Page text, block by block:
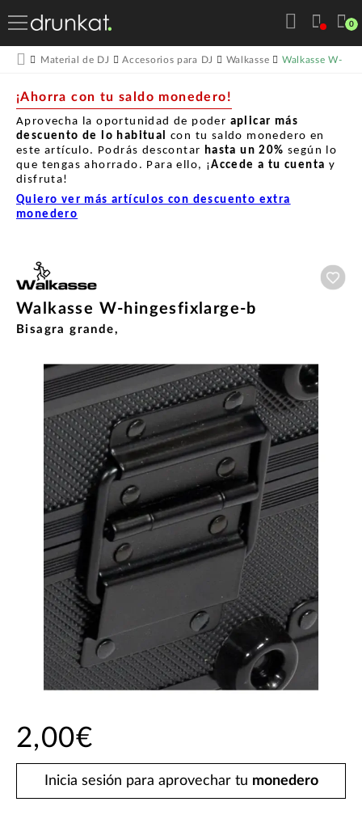
0
Material de DJ Accesorios para DJ Walkasse Walkasse W-
¡Ahorra con tu saldo monedero!
Aprovecha la oportunidad de poder aplicar más
descuento de lo habitual con tu saldo monedero en
este artículo. Podrás descontar hasta un 20% según lo
que tengas ahorrado. Para ello, ¡Accede a tu cuenta y
disfruta!
Quiero ver más artículos con descuento extra
monedero
Walkasse W-hingesfixlarge-b
Bisagra grande,
2,00€
Inicia sesión para aprovechar tu monedero